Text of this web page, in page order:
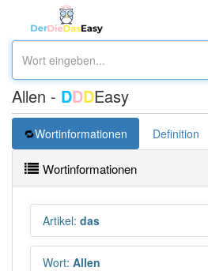
Allen - DDDEasy
Wortinformationen Definition
Wortinformationen
Artikel: das
Wort: Allen